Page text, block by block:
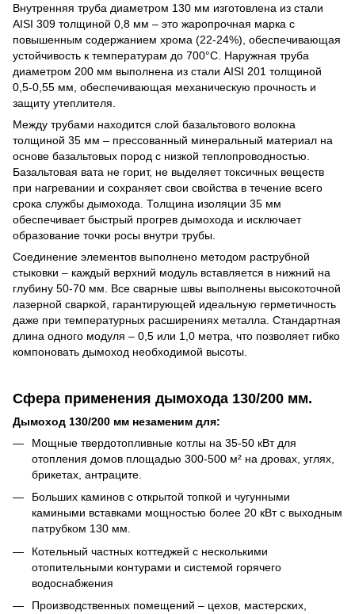
Внутренняя труба диаметром 130 мм изготовлена ​​из стали
AISI 309 толщиной 0,8 мм – это жаропрочная марка с
повышенным содержанием хрома (22-24%), обеспечивающая
устойчивость к температурам до 700°C. Наружная труба
диаметром 200 мм выполнена из стали AISI 201 толщиной
0,5-0,55 мм, обеспечивающая механическую прочность и
защиту утеплителя.
Между трубами находится слой базальтового волокна
толщиной 35 мм – прессованный минеральный материал на
основе базальтовых пород с низкой теплопроводностью.
Базальтовая вата не горит, не выделяет токсичных веществ
при нагревании и сохраняет свои свойства в течение всего
срока службы дымохода. Толщина изоляции 35 мм
обеспечивает быстрый прогрев дымохода и исключает
образование точки росы внутри трубы.
Соединение элементов выполнено методом раструбной
стыковки – каждый верхний модуль вставляется в нижний на
глубину 50-70 мм. Все сварные швы выполнены высокоточной
лазерной сваркой, гарантирующей идеальную герметичность
даже при температурных расширениях металла. Стандартная
длина одного модуля – 0,5 или 1,0 метра, что позволяет гибко
компоновать дымоход необходимой высоты.
Сфера применения дымохода 130/200 мм.
Дымоход 130/200 мм незаменим для:
Мощные твердотопливные котлы на 35-50 кВт для
отопления домов площадью 300-500 м² на дровах, углях,
брикетах, антраците.
Больших каминов с открытой топкой и чугунными
камиными вставками мощностью более 20 кВт с выходным
патрубком 130 мм.
Котельный частных коттеджей с несколькими
отопительными контурами и системой горячего
водоснабжения
Производственных помещений – цехов, мастерских,